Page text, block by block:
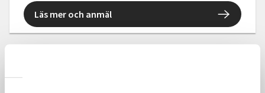
Läs mer och anmäl